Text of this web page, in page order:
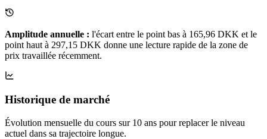
Amplitude annuelle : l'écart entre le point bas à 165,96 DKK et le
point haut à 297,15 DKK donne une lecture rapide de la zone de
prix travaillée récemment.
Historique de marché
Évolution mensuelle du cours sur 10 ans pour replacer le niveau
actuel dans sa trajectoire longue.